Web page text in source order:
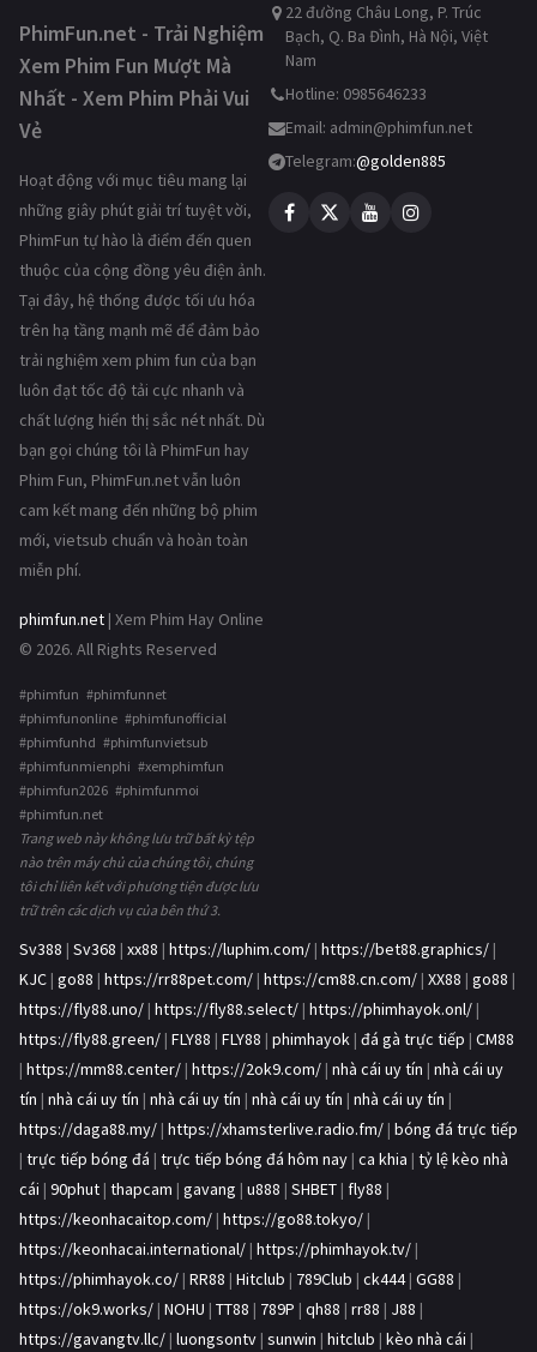
PhimFun.net - Trải Nghiệm
Xem Phim Fun Mượt Mà
Nhất - Xem Phim Phải Vui
Vẻ
Hoạt động với mục tiêu mang lại
những giây phút giải trí tuyệt vời,
PhimFun tự hào là điểm đến quen
thuộc của cộng đồng yêu điện ảnh.
Tại đây, hệ thống được tối ưu hóa
trên hạ tầng mạnh mẽ để đảm bảo
trải nghiệm xem phim fun của bạn
luôn đạt tốc độ tải cực nhanh và
chất lượng hiển thị sắc nét nhất. Dù
bạn gọi chúng tôi là PhimFun hay
Phim Fun, PhimFun.net vẫn luôn
cam kết mang đến những bộ phim
mới, vietsub chuẩn và hoàn toàn
miễn phí.
phimfun.net | Xem Phim Hay Online
© 2026. All Rights Reserved
#phimfun #phimfunnet
#phimfunonline #phimfunofficial
#phimfunhd #phimfunvietsub
#phimfunmienphi #xemphimfun
#phimfun2026 #phimfunmoi
#phimfun.net
Trang web này không lưu trữ bất kỳ tệp
nào trên máy chủ của chúng tôi, chúng
tôi chỉ liên kết với phương tiện được lưu
trữ trên các dịch vụ của bên thứ 3.
22 đường Châu Long, P. Trúc
Bạch, Q. Ba Đình, Hà Nội, Việt
Nam
Hotline: 0985646233
Email: admin@phimfun.net
Telegram:@golden885
Sv388 | Sv368 | xx88 | https://luphim.com/ | https://bet88.graphics/ |
KJC | go88 | https://rr88pet.com/ | https://cm88.cn.com/ | XX88 | go88 |
https://fly88.uno/ | https://fly88.select/ | https://phimhayok.onl/ |
https://fly88.green/ | FLY88 | FLY88 | phimhayok | đá gà trực tiếp | CM88
| https://mm88.center/ | https://2ok9.com/ | nhà cái uy tín | nhà cái uy
tín | nhà cái uy tín | nhà cái uy tín | nhà cái uy tín | nhà cái uy tín |
https://daga88.my/ | https://xhamsterlive.radio.fm/ | bóng đá trực tiếp
| trực tiếp bóng đá | trực tiếp bóng đá hôm nay | ca khia | tỷ lệ kèo nhà
cái | 90phut | thapcam | gavang | u888 | SHBET | fly88 |
https://keonhacaitop.com/ | https://go88.tokyo/ |
https://keonhacai.international/ | https://phimhayok.tv/ |
https://phimhayok.co/ | RR88 | Hitclub | 789Club | ck444| GG88 |
https://ok9.works/ | NOHU | TT88 | 789P | qh88 | rr88 | J88 |
https://gavangtv.llc/ | luongsontv | sunwin | hitclub | kèo nhà cái |